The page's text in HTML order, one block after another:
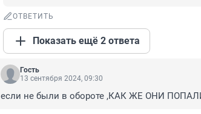
ОТВЕТИТЬ
Показать ещё 2 ответа
Гость
13 сентября 2024, 09:30
если не были в обороте ,КАК ЖЕ ОНИ